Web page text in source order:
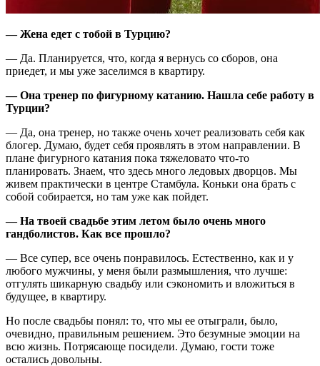
— Жена едет с тобой в Турцию?
— Да. Планируется, что, когда я вернусь со сборов, она
приедет, и мы уже заселимся в квартиру.
— Она тренер по фигурному катанию. Нашла себе работу в
Турции?
— Да, она тренер, но также очень хочет реализовать себя как
блогер. Думаю, будет себя проявлять в этом направлении. В
плане фигурного катания пока тяжеловато что-то
планировать. Знаем, что здесь много ледовых дворцов. Мы
живем практически в центре Стамбула. Коньки она брать с
собой собирается, но там уже как пойдет.
— На твоей свадьбе этим летом было очень много
гандболистов. Как все прошло?
— Все супер, все очень понравилось. Естественно, как и у
любого мужчины, у меня были размышления, что лучше:
отгулять шикарную свадьбу или сэкономить и вложиться в
будущее, в квартиру.
Но после свадьбы понял: то, что мы ее отыграли, было,
очевидно, правильным решением. Это безумные эмоции на
всю жизнь. Потрясающе посидели. Думаю, гости тоже
остались довольны.